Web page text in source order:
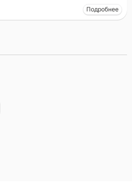
Подробнее
(Подсказка: фото помогут мастеру